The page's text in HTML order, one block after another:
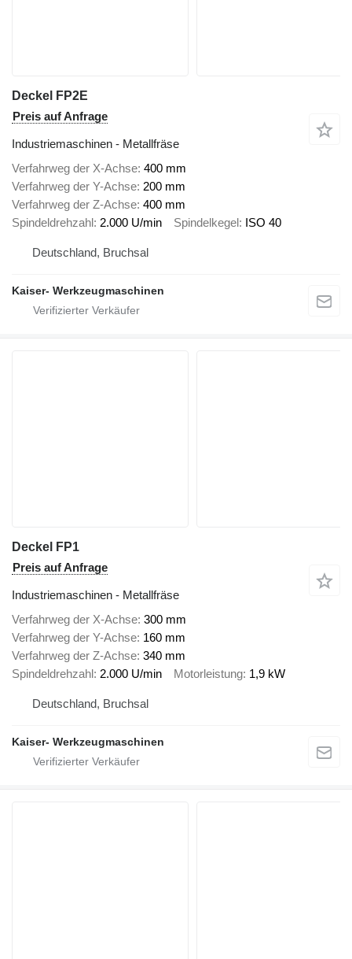
Deckel FP2E
Preis auf Anfrage
Industriemaschinen - Metallfräse
Verfahrweg der X-Achse 400 mm
Verfahrweg der Y-Achse 200 mm
Verfahrweg der Z-Achse 400 mm
Spindeldrehzahl 2.000 U/min Spindelkegel ISO 40
Deutschland, Bruchsal
Kaiser- Werkzeugmaschinen
Deckel FP1
Preis auf Anfrage
Industriemaschinen - Metallfräse
Verfahrweg der X-Achse 300 mm
Verfahrweg der Y-Achse 160 mm
Verfahrweg der Z-Achse 340 mm
Spindeldrehzahl 2.000 U/min Motorleistung 1,9 kW
Deutschland, Bruchsal
Kaiser- Werkzeugmaschinen